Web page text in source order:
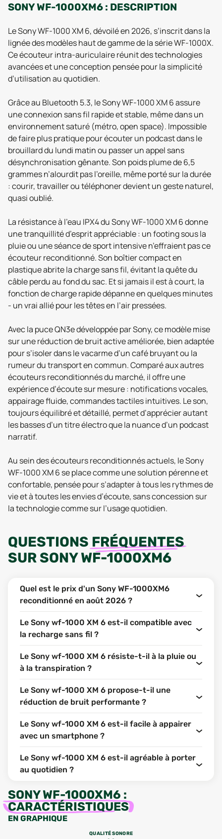
SONY WF-1000XM6 : DESCRIPTION
Le Sony WF-1000 XM 6, dévoilé en 2026, s’inscrit dans la
lignée des modèles haut de gamme de la série WF-1000X.
Ce écouteur intra-auriculaire réunit des technologies
avancées et une conception pensée pour la simplicité
d’utilisation au quotidien.
Grâce au Bluetooth 5.3, le Sony WF-1000 XM 6 assure
une connexion sans fil rapide et stable, même dans un
environnement saturé (métro, open space). Impossible
de faire plus pratique pour écouter un podcast dans le
brouillard du lundi matin ou passer un appel sans
désynchronisation gênante. Son poids plume de 6,5
grammes n’alourdit pas l’oreille, même porté sur la durée
: courir, travailler ou téléphoner devient un geste naturel,
quasi oublié.
La résistance à l’eau IPX4 du Sony WF-1000 XM 6 donne
une tranquillité d’esprit appréciable : un footing sous la
pluie ou une séance de sport intensive n’effraient pas ce
écouteur reconditionné. Son boîtier compact en
plastique abrite la charge sans fil, évitant la quête du
câble perdu au fond du sac. Et si jamais il est à court, la
fonction de charge rapide dépanne en quelques minutes
- un vrai allié pour les têtes en l’air pressées.
Avec la puce QN3e développée par Sony, ce modèle mise
sur une réduction de bruit active améliorée, bien adaptée
pour s’isoler dans le vacarme d’un café bruyant ou la
rumeur du transport en commun. Comparé aux autres
écouteurs reconditionnés du marché, il offre une
expérience d’écoute sur mesure : notifications vocales,
appairage fluide, commandes tactiles intuitives. Le son,
toujours équilibré et détaillé, permet d’apprécier autant
les basses d’un titre électro que la nuance d’un podcast
narratif.
Au sein des écouteurs reconditionnés actuels, le Sony
WF-1000 XM 6 se place comme une solution pérenne et
confortable, pensée pour s’adapter à tous les rythmes de
vie et à toutes les envies d’écoute, sans concession sur
la technologie comme sur l’usage quotidien.
QUESTIONS FRÉQUENTES
SURSONY WF-1000XM6
Quel est le prix d'un Sony WF-1000XM6
reconditionné en août 2026 ?
Le Sony wf-1000 XM 6 est-il compatible avec
la recharge sans fil ?
Le Sony wf-1000 XM 6 résiste-t-il à la pluie ou
à la transpiration ?
Le Sony wf-1000 XM 6 propose-t-il une
réduction de bruit performante ?
Le Sony wf-1000 XM 6 est-il facile à appairer
avec un smartphone ?
Le Sony wf-1000 XM 6 est-il agréable à porter
au quotidien ?
SONY WF-1000XM6 :
CARACTÉRISTIQUES
EN GRAPHIQUE
QUALITÉ SONORE